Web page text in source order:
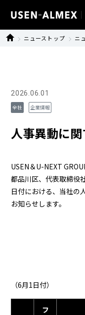
業種別ソリューション
導入事例
ニュース
会社情報
U-NEXT HOLDINGS
採用情報
ニューストップ ニ
2026.06.01
全社 企業情報
人事異動に
USEN＆U-NEXT
都品川区、代表取締役
日付における、当社の
お知らせします。
（6月1日付）
フ